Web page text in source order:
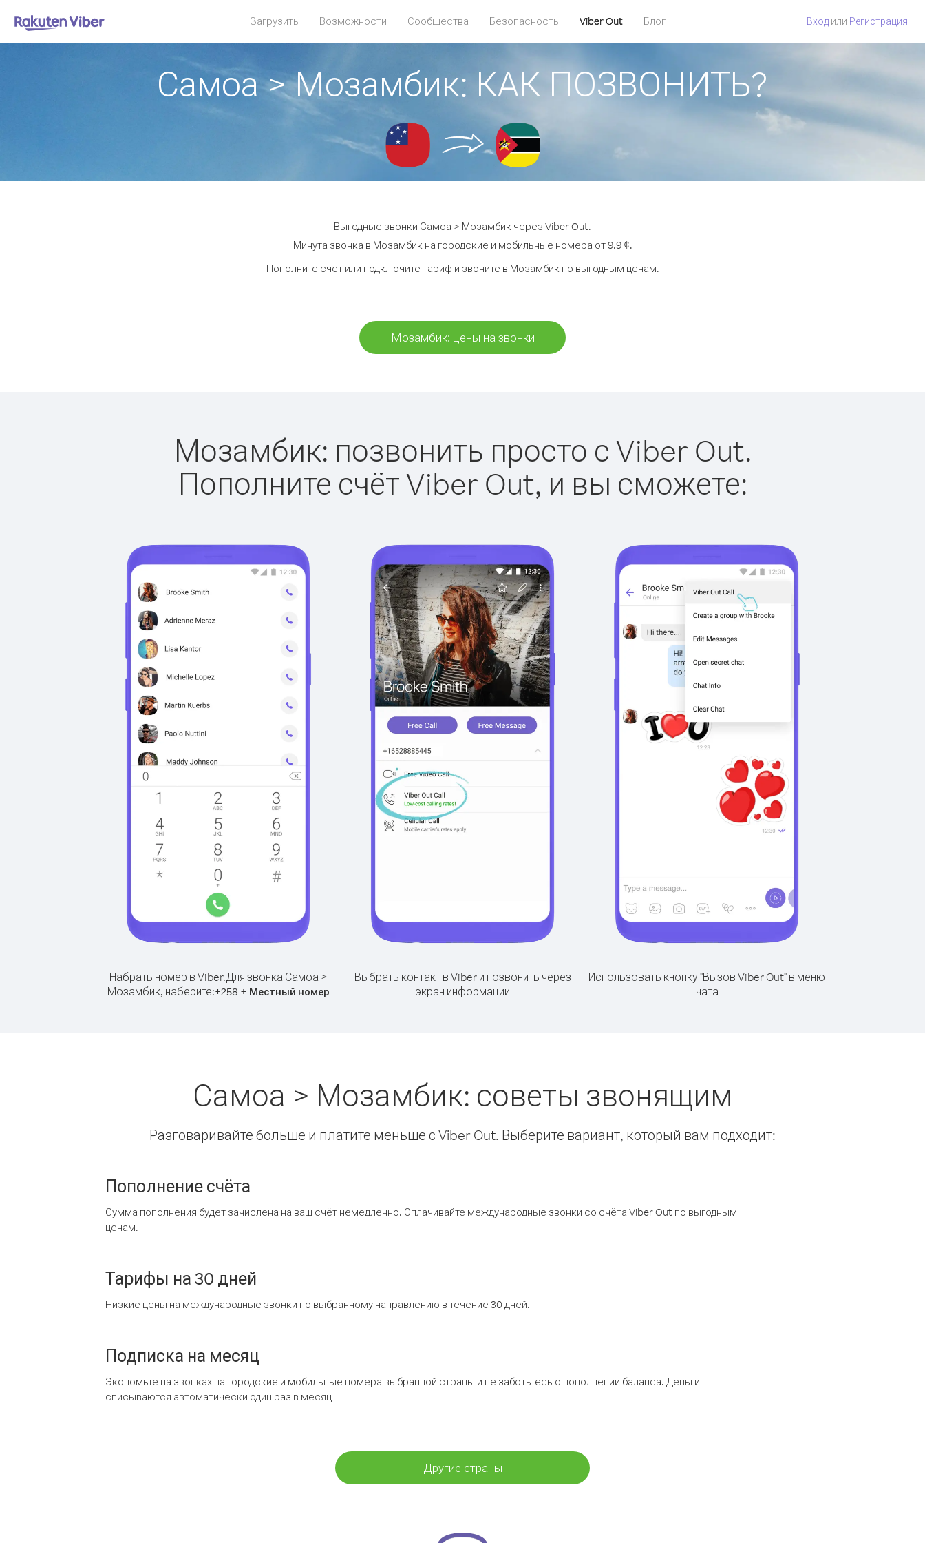
Загрузить Возможности Сообщества Безопасность Viber Out Блог Вход или Регистрация
Самоа > Мозамбик: КАК ПОЗВОНИТЬ?
Выгодные звонки Самоа > Мозамбик через Viber Out.
Минута звонка в Мозамбик на городские и мобильные номера от 9.9 ¢.
Пополните счёт или подключите тариф и звоните в Мозамбик по выгодным ценам.
Мозамбик: цены на звонки
Мозамбик: позвонить просто с Viber Out.
Пополните счёт Viber Out, и вы сможете:
Набрать номер в Viber.Для звонка Самоа >
Мозамбик, наберите:+258 + Местный номер
Выбрать контакт в Viber и позвонить через
экран информации
Использовать кнопку "Вызов Viber Out" в меню
чата
Самоа > Мозамбик: советы звонящим
Разговаривайте больше и платите меньше с Viber Out. Выберите вариант, который вам подходит:
Пополнение счёта
Сумма пополнения будет зачислена на ваш счёт немедленно. Оплачивайте международные звонки со счёта Viber Out по выгодным
ценам.
Тарифы на 30 дней
Низкие цены на международные звонки по выбранному направлению в течение 30 дней.
Подписка на месяц
Экономьте на звонках на городские и мобильные номера выбранной страны и не заботьтесь о пополнении баланса. Деньги
списываются автоматически один раз в месяц
Другие страны